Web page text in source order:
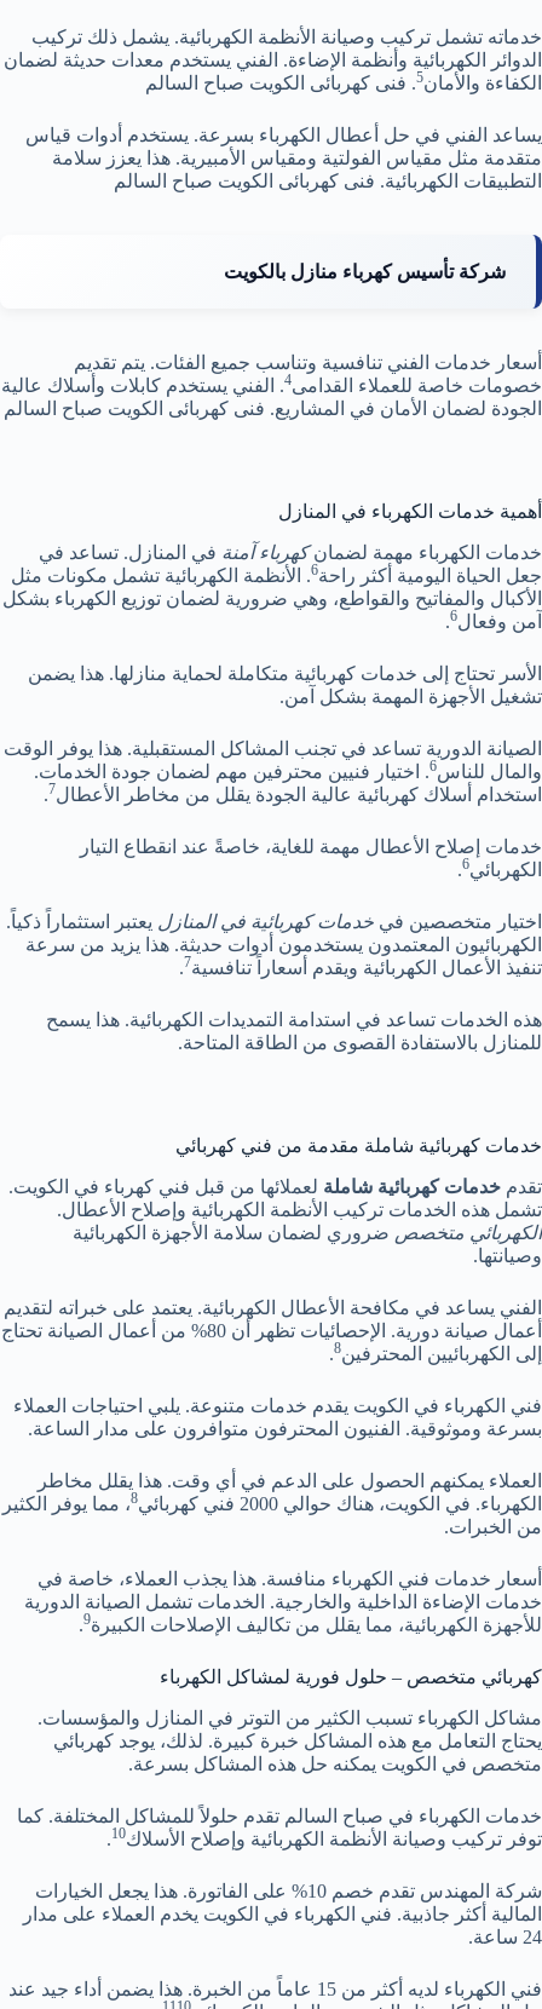
خدماته تشمل تركيب وصيانة الأنظمة الكهربائية. يشمل ذلك تركيب
الدوائر الكهربائية وأنظمة الإضاءة. الفني يستخدم معدات حديثة لضمان
الكفاءة والأمان5. فنى كهربائى الكويت صباح السالم
يساعد الفني في حل أعطال الكهرباء بسرعة. يستخدم أدوات قياس
متقدمة مثل مقياس الفولتية ومقياس الأمبيرية. هذا يعزز سلامة
التطبيقات الكهربائية. فنى كهربائى الكويت صباح السالم
شركة تأسيس كهرباء منازل بالكويت
أسعار خدمات الفني تنافسية وتناسب جميع الفئات. يتم تقديم
خصومات خاصة للعملاء القدامى4. الفني يستخدم كابلات وأسلاك عالية
الجودة لضمان الأمان في المشاريع. فنى كهربائى الكويت صباح السالم
أهمية خدمات الكهرباء في المنازل
خدمات الكهرباء مهمة لضمانكهرباء آمنة في المنازل. تساعد في
جعل الحياة اليومية أكثر راحة6. الأنظمة الكهربائية تشمل مكونات مثل
الأكبال والمفاتيح والقواطع، وهي ضرورية لضمان توزيع الكهرباء بشكل
آمن وفعال6
.
الأسر تحتاج إلى خدمات كهربائية متكاملة لحماية منازلها. هذا يضمن
تشغيل الأجهزة المهمة بشكل آمن.
الصيانة الدورية تساعد في تجنب المشاكل المستقبلية. هذا يوفر الوقت
والمال للناس6. اختيار فنيين محترفين مهم لضمان جودة الخدمات.
استخدام أسلاك كهربائية عالية الجودة يقلل من مخاطر الأعطال7
.
خدمات إصلاح الأعطال مهمة للغاية، خاصةً عند انقطاع التيار
الكهربائي6
.
اختيار متخصصين في خدمات كهربائية في المنازل يعتبر استثماراً ذكياً.
الكهربائيون المعتمدون يستخدمون أدوات حديثة. هذا يزيد من سرعة
تنفيذ الأعمال الكهربائية ويقدم أسعاراً تنافسية7
.
هذه الخدمات تساعد في استدامة التمديدات الكهربائية. هذا يسمح
للمنازل بالاستفادة القصوى من الطاقة المتاحة.
خدمات كهربائية شاملة مقدمة من فني كهربائي
تقدم خدمات كهربائية شاملة لعملائها من قبل فني كهرباء في الكويت.
تشمل هذه الخدمات تركيب الأنظمة الكهربائية وإصلاح الأعطال.
الكهربائي متخصص ضروري لضمان سلامة الأجهزة الكهربائية
وصيانتها.
الفني يساعد في مكافحة الأعطال الكهربائية. يعتمد على خبراته لتقديم
أعمال صيانة دورية. الإحصائيات تظهر أن 80% من أعمال الصيانة تحتاج
إلى الكهربائيين المحترفين8
.
فني الكهرباء في الكويت يقدم خدمات متنوعة. يلبي احتياجات العملاء
بسرعة وموثوقية. الفنيون المحترفون متوافرون على مدار الساعة.
العملاء يمكنهم الحصول على الدعم في أي وقت. هذا يقلل مخاطر
الكهرباء. في الكويت، هناك حوالي 2000 فني كهربائي
8، مما يوفر الكثير
من الخبرات.
أسعار خدمات فني الكهرباء منافسة. هذا يجذب العملاء، خاصة في
خدمات الإضاءة الداخلية والخارجية. الخدمات تشمل الصيانة الدورية
للأجهزة الكهربائية، مما يقلل من تكاليف الإصلاحات الكبيرة9
.
كهربائي متخصص – حلول فورية لمشاكل الكهرباء
مشاكل الكهرباء تسبب الكثير من التوتر في المنازل والمؤسسات.
يحتاج التعامل مع هذه المشاكل خبرة كبيرة. لذلك، يوجد كهربائي
متخصص في الكويت يمكنه حل هذه المشاكل بسرعة.
خدمات الكهرباء في صباح السالم تقدم حلولاً للمشاكل المختلفة. كما
توفر تركيب وصيانة الأنظمة الكهربائية وإصلاح الأسلاك10
.
شركة المهندس تقدم خصم 10% على الفاتورة. هذا يجعل الخيارات
المالية أكثر جاذبية. فني الكهرباء في الكويت يخدم العملاء على مدار
24 ساعة.
فني الكهرباء لديه أكثر من 15 عاماً من الخبرة. هذا يضمن أداء جيد عند